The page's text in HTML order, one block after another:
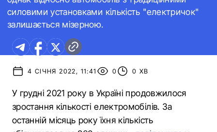
силовими установками кількість "електричок"
залишається мізерною.
4 СІЧНЯ 2022, 11:41 0 0 ХВ
У грудні 2021 року в Україні продовжилося
зростання кількості електромобілів. За
останній місяць року їхня кількість